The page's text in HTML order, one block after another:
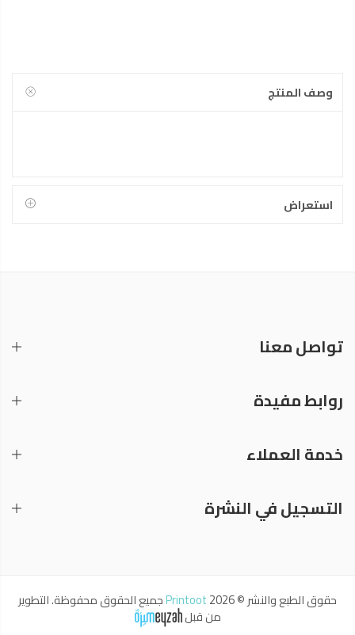
وصف المنتج
استعراض
تواصل معنا
روابط مفيدة
خدمة العملاء
التسجيل في النشرة
حقوق الطبع والنشر © 2026 Printootجميع الحقوق محفوظة. التطوير
من قبل